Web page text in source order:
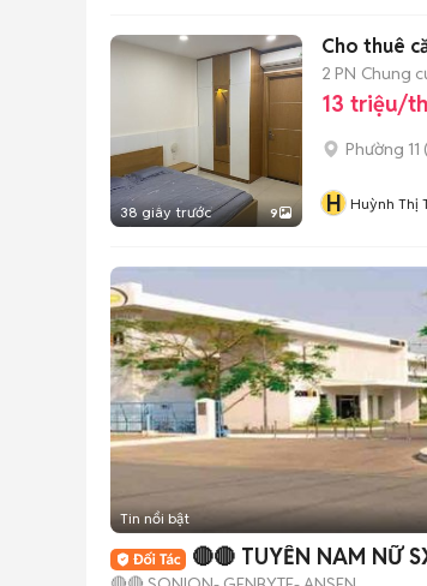
38 giây trước 9
Cho thuê
2 PN Chung
13 triệu/
Phường 11
H Huỳnh Thị
Tin nổi bật
🔴🔴 TUYỂN NAM NỮ